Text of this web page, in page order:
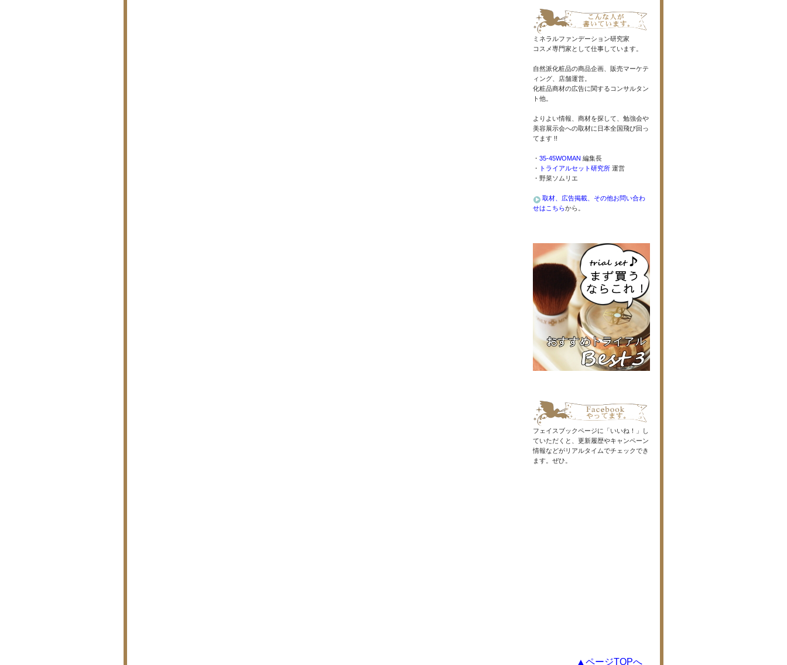
ミネラルファンデーション研究家
コスメ専門家として仕事しています。
自然派化粧品の商品企画、販売マーケテ
ィング、店舗運営。
化粧品商材の広告に関するコンサルタン
ト他。
よりよい情報、商材を探して、勉強会や
美容展示会への取材に日本全国飛び回っ
てます !!
・ 35-45WOMAN 編集長
・
トライアルセット研究所 運営
・野菜ソムリエ
取材、広告掲載、その他お問い合わ
せはこちらから。
フェイスブックページに「いいね！」し
ていただくと、更新履歴やキャンペーン
情報などがリアルタイムでチェックでき
ます。ぜひ。
▲ページTOPへ